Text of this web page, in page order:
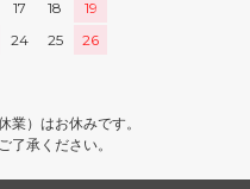
17 18
19
24 25
26
業）はお休みです。
了承ください。